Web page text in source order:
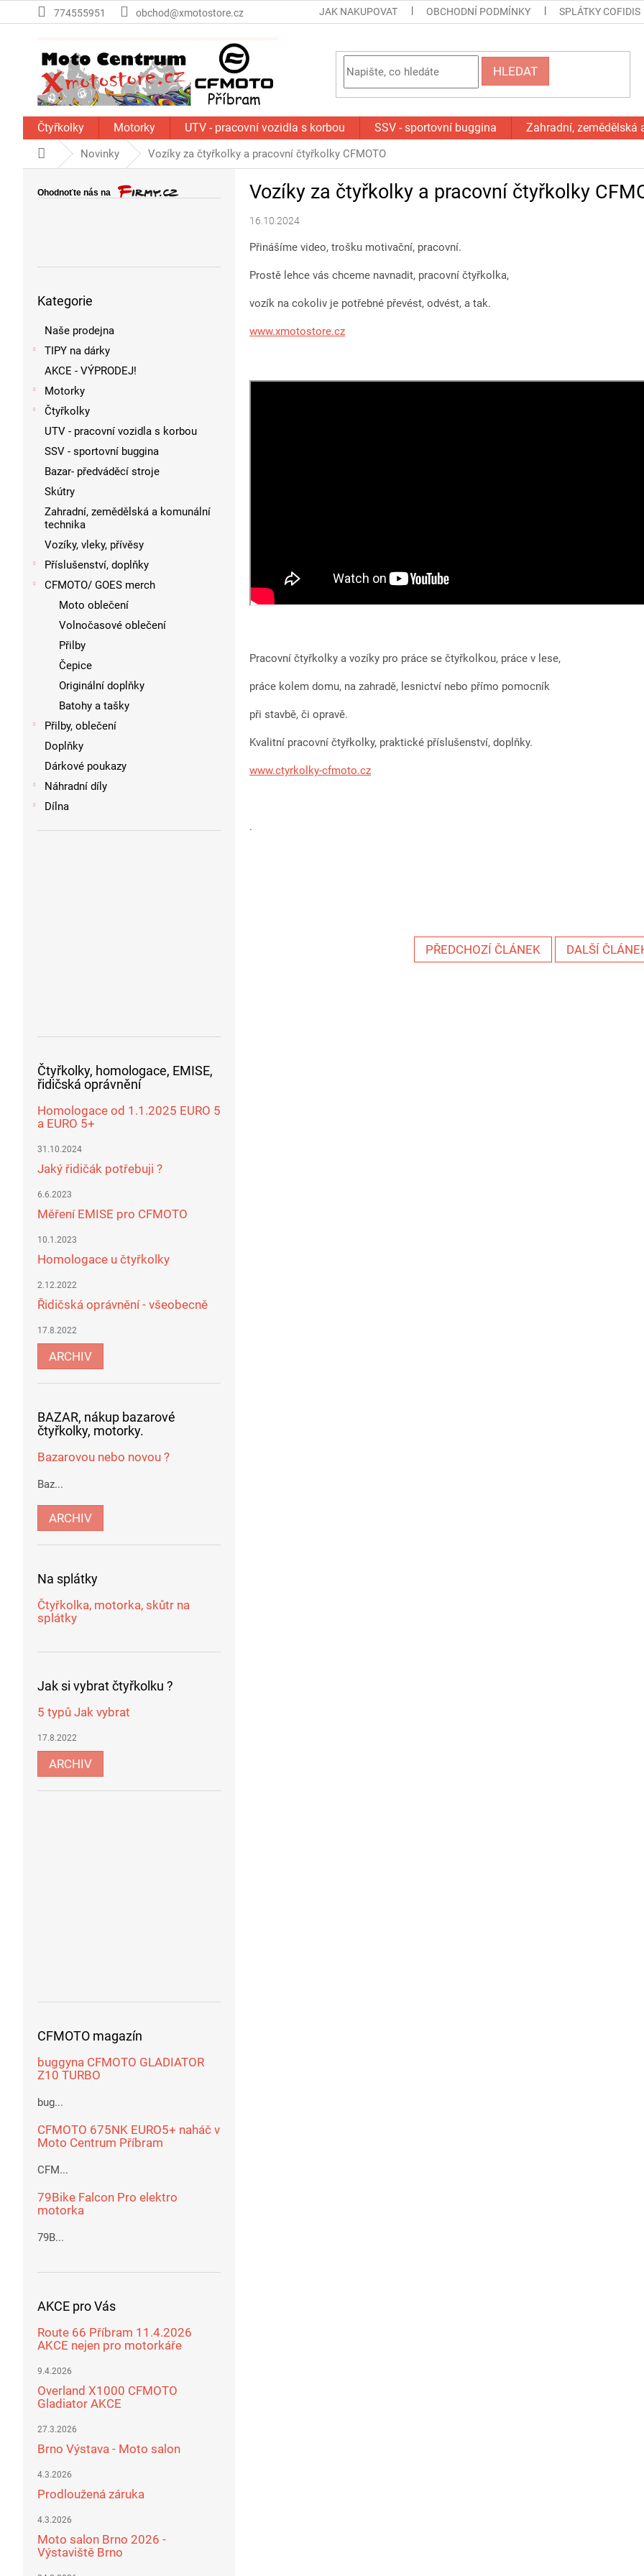
na
774555951 obchod@xmotostore.cz JAK NAKUPOVAT OBCHODNÍ PODMÍNKY SPLÁTKY COFIDIS
HLEDAT
Čtyřkolky Motorky UTV - pracovní vozidla s korbou SSV - sportovní buggina Zahradní, zemědělská
Domů Novinky Vozíky za čtyřkolky a pracovní čtyřkolky CFMOTO
kategorie
Kategorie
Naše prodejna
TIPY na dárky
AKCE - VÝPRODEJ!
Motorky
Čtyřkolky
UTV - pracovní vozidla s korbou
SSV - sportovní buggina
Bazar- předváděcí stroje
Skútry
Zahradní, zemědělská a komunální
technika
Vozíky, vleky, přívěsy
Příslušenství, doplňky
CFMOTO/ GOES merch
Moto oblečení
Volnočasové oblečení
Přilby
Čepice
Originální doplňky
Batohy a tašky
Přilby, oblečení
Doplňky
Dárkové poukazy
Náhradní díly
Dílna
Čtyřkolky, homologace, EMISE,
řidičská oprávnění
Homologace od 1.1.2025 EURO 5
a EURO 5+
31.10.2024
Jaký řidičák potřebuji ?
6.6.2023
Měření EMISE pro CFMOTO
10.1.2023
Homologace u čtyřkolky
2.12.2022
Řidičská oprávnění - všeobecně
17.8.2022
ARCHIV
BAZAR, nákup bazarové
čtyřkolky, motorky.
Bazarovou nebo novou ?
Baz...
ARCHIV
Na splátky
Čtyřkolka, motorka, skůtr na
splátky
Jak si vybrat čtyřkolku ?
5 typů Jak vybrat
17.8.2022
ARCHIV
CFMOTO magazín
buggyna CFMOTO GLADIATOR
Z10 TURBO
bug...
CFMOTO 675NK EURO5+ naháč v
Moto Centrum Příbram
CFM...
79Bike Falcon Pro elektro
motorka
79B...
AKCE pro Vás
Route 66 Příbram 11.4.2026
AKCE nejen pro motorkáře
9.4.2026
Overland X1000 CFMOTO
Gladiator AKCE
27.3.2026
Brno Výstava - Moto salon
4.3.2026
Prodloužená záruka
4.3.2026
Moto salon Brno 2026 -
Výstaviště Brno
Vozíky za čtyřkolky a pracovní čtyřkolky
16.10.2024
Přinášíme video, trošku motivační, pracovní.
Prostě lehce vás chceme navnadit, pracovní čtyřkolka,
vozík na cokoliv je potřebné převést, odvést, a tak.
www.xmotostore.cz
Pracovní čtyřkolky a vozíky pro práce se čtyřkolkou, práce v lese,
práce kolem domu, na zahradě, lesnictví nebo přímo pomocník
při stavbě, či opravě.
Kvalitní pracovní čtyřkolky, praktické příslušenství, doplňky.
www.ctyrkolky-cfmoto.cz
.
PŘEDCHOZÍ ČLÁNEK DALŠÍ